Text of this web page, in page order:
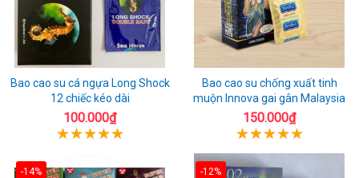
Bao cao su cá ngựa Long Shock
12 chiếc kéo dài
100.000₫
Bao cao su chống xuất tinh
muộn Innova gai gân Malaysia
150.000₫
-14% -12%